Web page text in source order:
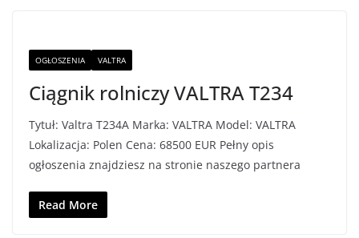
OGŁOSZENIA VALTRA
Ciągnik rolniczy VALTRA T234
Tytuł: Valtra T234A Marka: VALTRA Model: VALTRA
Lokalizacja: Polen Cena: 68500 EUR Pełny opis
ogłoszenia znajdziesz na stronie naszego partnera
Read More